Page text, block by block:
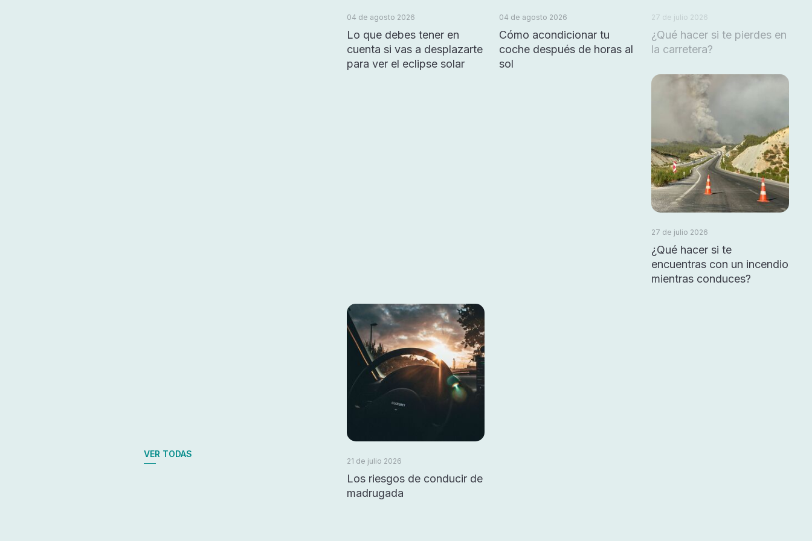
VER TODAS
04 de agosto 2026
Lo que debes tener en
cuenta si vas a desplazarte
para ver el eclipse solar
04 de agosto 2026
Cómo acondicionar tu
coche después de horas al
sol
27 de julio 2026
¿Qué hacer si te pierdes en
la carretera?
27 de julio 2026
¿Qué hacer si te
encuentras con un incendio
mientras conduces?
21 de julio 2026
Los riesgos de conducir de
madrugada